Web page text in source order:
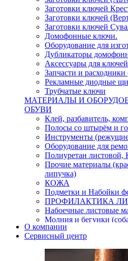
Заготовки ключей
Заготовки ключей
Заготовки ключей
Домофонные ключи.
Оборудование для
Дубликаторы
Аксессуары для ключей
Запчасти и
Рекламные диодные
Трубчатые ключи
МАТЕРИАЛЫ И
ОБУВИ
Клей, разбавитель,
Полосы со штырём и
Инструменты
Оборудование для
Полиуретан листовой,
Прочие материалы
липучка)
КОЖА
Подметки и Набойки
ПРОФИЛАКТИКА
Набоечные листовые
Молния и бегунки
Нитки,иглы-
Уход и косметика для
Кнопки
Пряжки для ремня
О компании
Сервисный центр